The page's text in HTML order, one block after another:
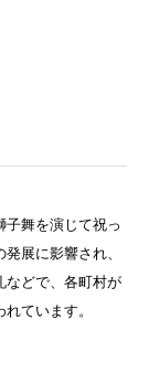
子舞を演じて祝っ
展に影響され、
などで、各町村が
ています。